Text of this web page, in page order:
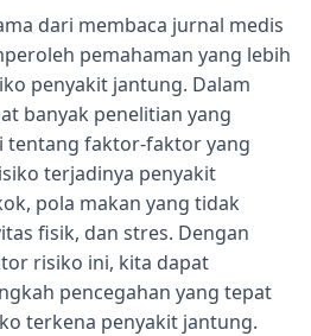
dari membaca jurnal medis
pemahaman yang lebih
penyakit jantung. Dalam
banyak penelitian yang
tentang faktor-faktor yang
terjadinya penyakit
pola makan yang tidak
fisik, dan stres. Dengan
risiko ini, kita dapat
pencegahan yang tepat
terkena penyakit jantung.